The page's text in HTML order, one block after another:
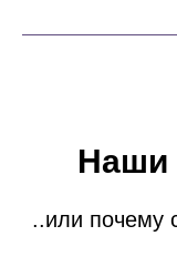
Наши
..или почему